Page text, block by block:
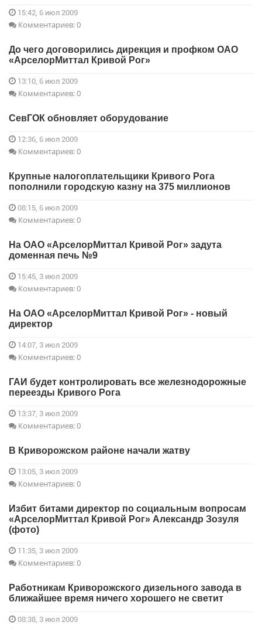
15:42, 6 июл 2009
Комментариев: 0
До чего договорились дирекция и профком ОАО
«АрселорМиттал Кривой Рог»
13:10, 6 июл 2009
Комментариев: 0
СевГОК обновляет оборудование
12:36, 6 июл 2009
Комментариев: 0
Крупные налогоплательщики Кривого Рога
пополнили городскую казну на 375 миллионов
08:15, 6 июл 2009
Комментариев: 0
На ОАО «АрселорМиттал Кривой Рог» задута
доменная печь №9
15:45, 3 июл 2009
Комментариев: 0
На ОАО «АрселорМиттал Кривой Рог» - новый
директор
14:07, 3 июл 2009
Комментариев: 0
ГАИ будет контролировать все железнодорожные
переезды Кривого Рога
13:37, 3 июл 2009
Комментариев: 0
В Криворожском районе начали жатву
13:05, 3 июл 2009
Комментариев: 0
Избит битами директор по социальным вопросам
«АрселорМиттал Кривой Рог» Александр Зозуля
(фото)
11:35, 3 июл 2009
Комментариев: 0
Работникам Криворожского дизельного завода в
ближайшее время ничего хорошего не светит
08:38, 3 июл 2009